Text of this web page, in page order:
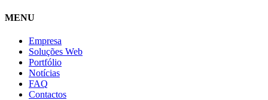
MENU
Empresa
Soluções Web
Portfólio
Notícias
FAQ
Contactos